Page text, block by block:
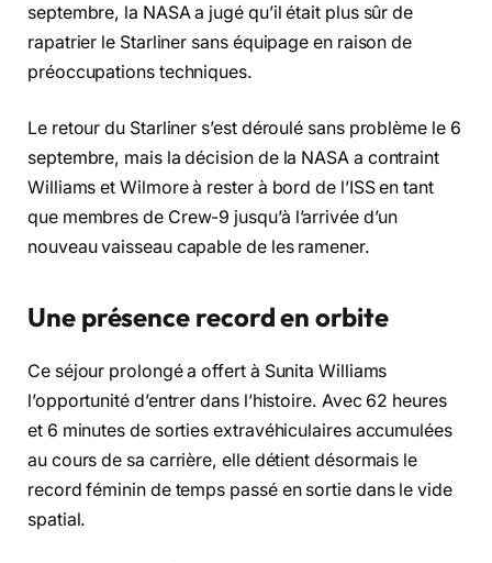
septembre, la NASA a jugé qu’il était plus sûr de
rapatrier le Starliner sans équipage en raison de
préoccupations techniques.
Le retour du Starliner s’est déroulé sans problème le 6
septembre, mais la décision de la NASA a contraint
Williams et Wilmore à rester à bord de l’ISS en tant
que membres de Crew-9 jusqu’à l’arrivée d’un
nouveau vaisseau capable de les ramener.
Une présence record en orbite
Ce séjour prolongé a offert à Sunita Williams
l’opportunité d’entrer dans l’histoire. Avec 62 heures
et 6 minutes de sorties extravéhiculaires accumulées
au cours de sa carrière, elle détient désormais le
record féminin de temps passé en sortie dans le vide
spatial.